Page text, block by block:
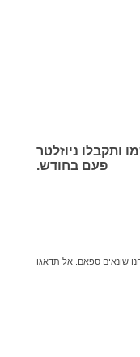
ותקבלו ניוזלטר
פעם בחודש.
שונאים ספאם. אל תדאגו